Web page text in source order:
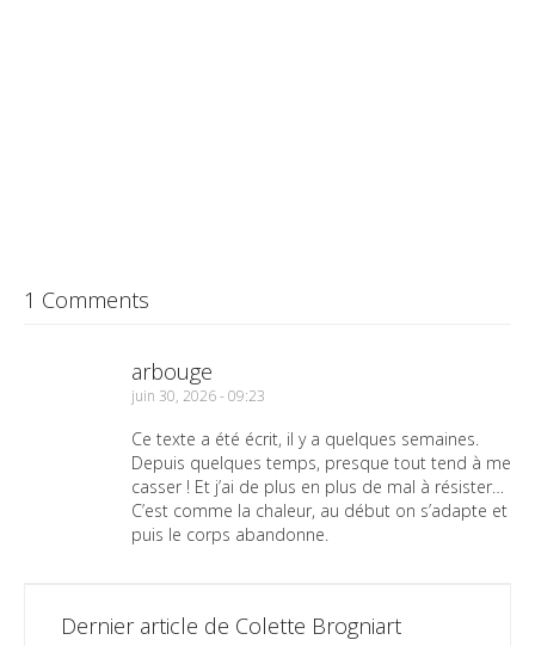
1 Comments
arbouge
juin 30, 2026 - 09:23
Ce texte a été écrit, il y a quelques semaines.
Depuis quelques temps, presque tout tend à me
casser ! Et j’ai de plus en plus de mal à résister…
C’est comme la chaleur, au début on s’adapte et
puis le corps abandonne.
Dernier article de Colette Brogniart